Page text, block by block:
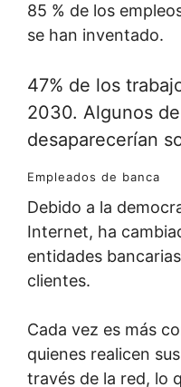
85 % de los
se han inventado.
47% de los
2030. Algunos
desaparecerían
Empleados de banca
Debido a la
Internet, ha
entidades
clientes.
Cada vez es más
quienes realicen
través de la red, lo